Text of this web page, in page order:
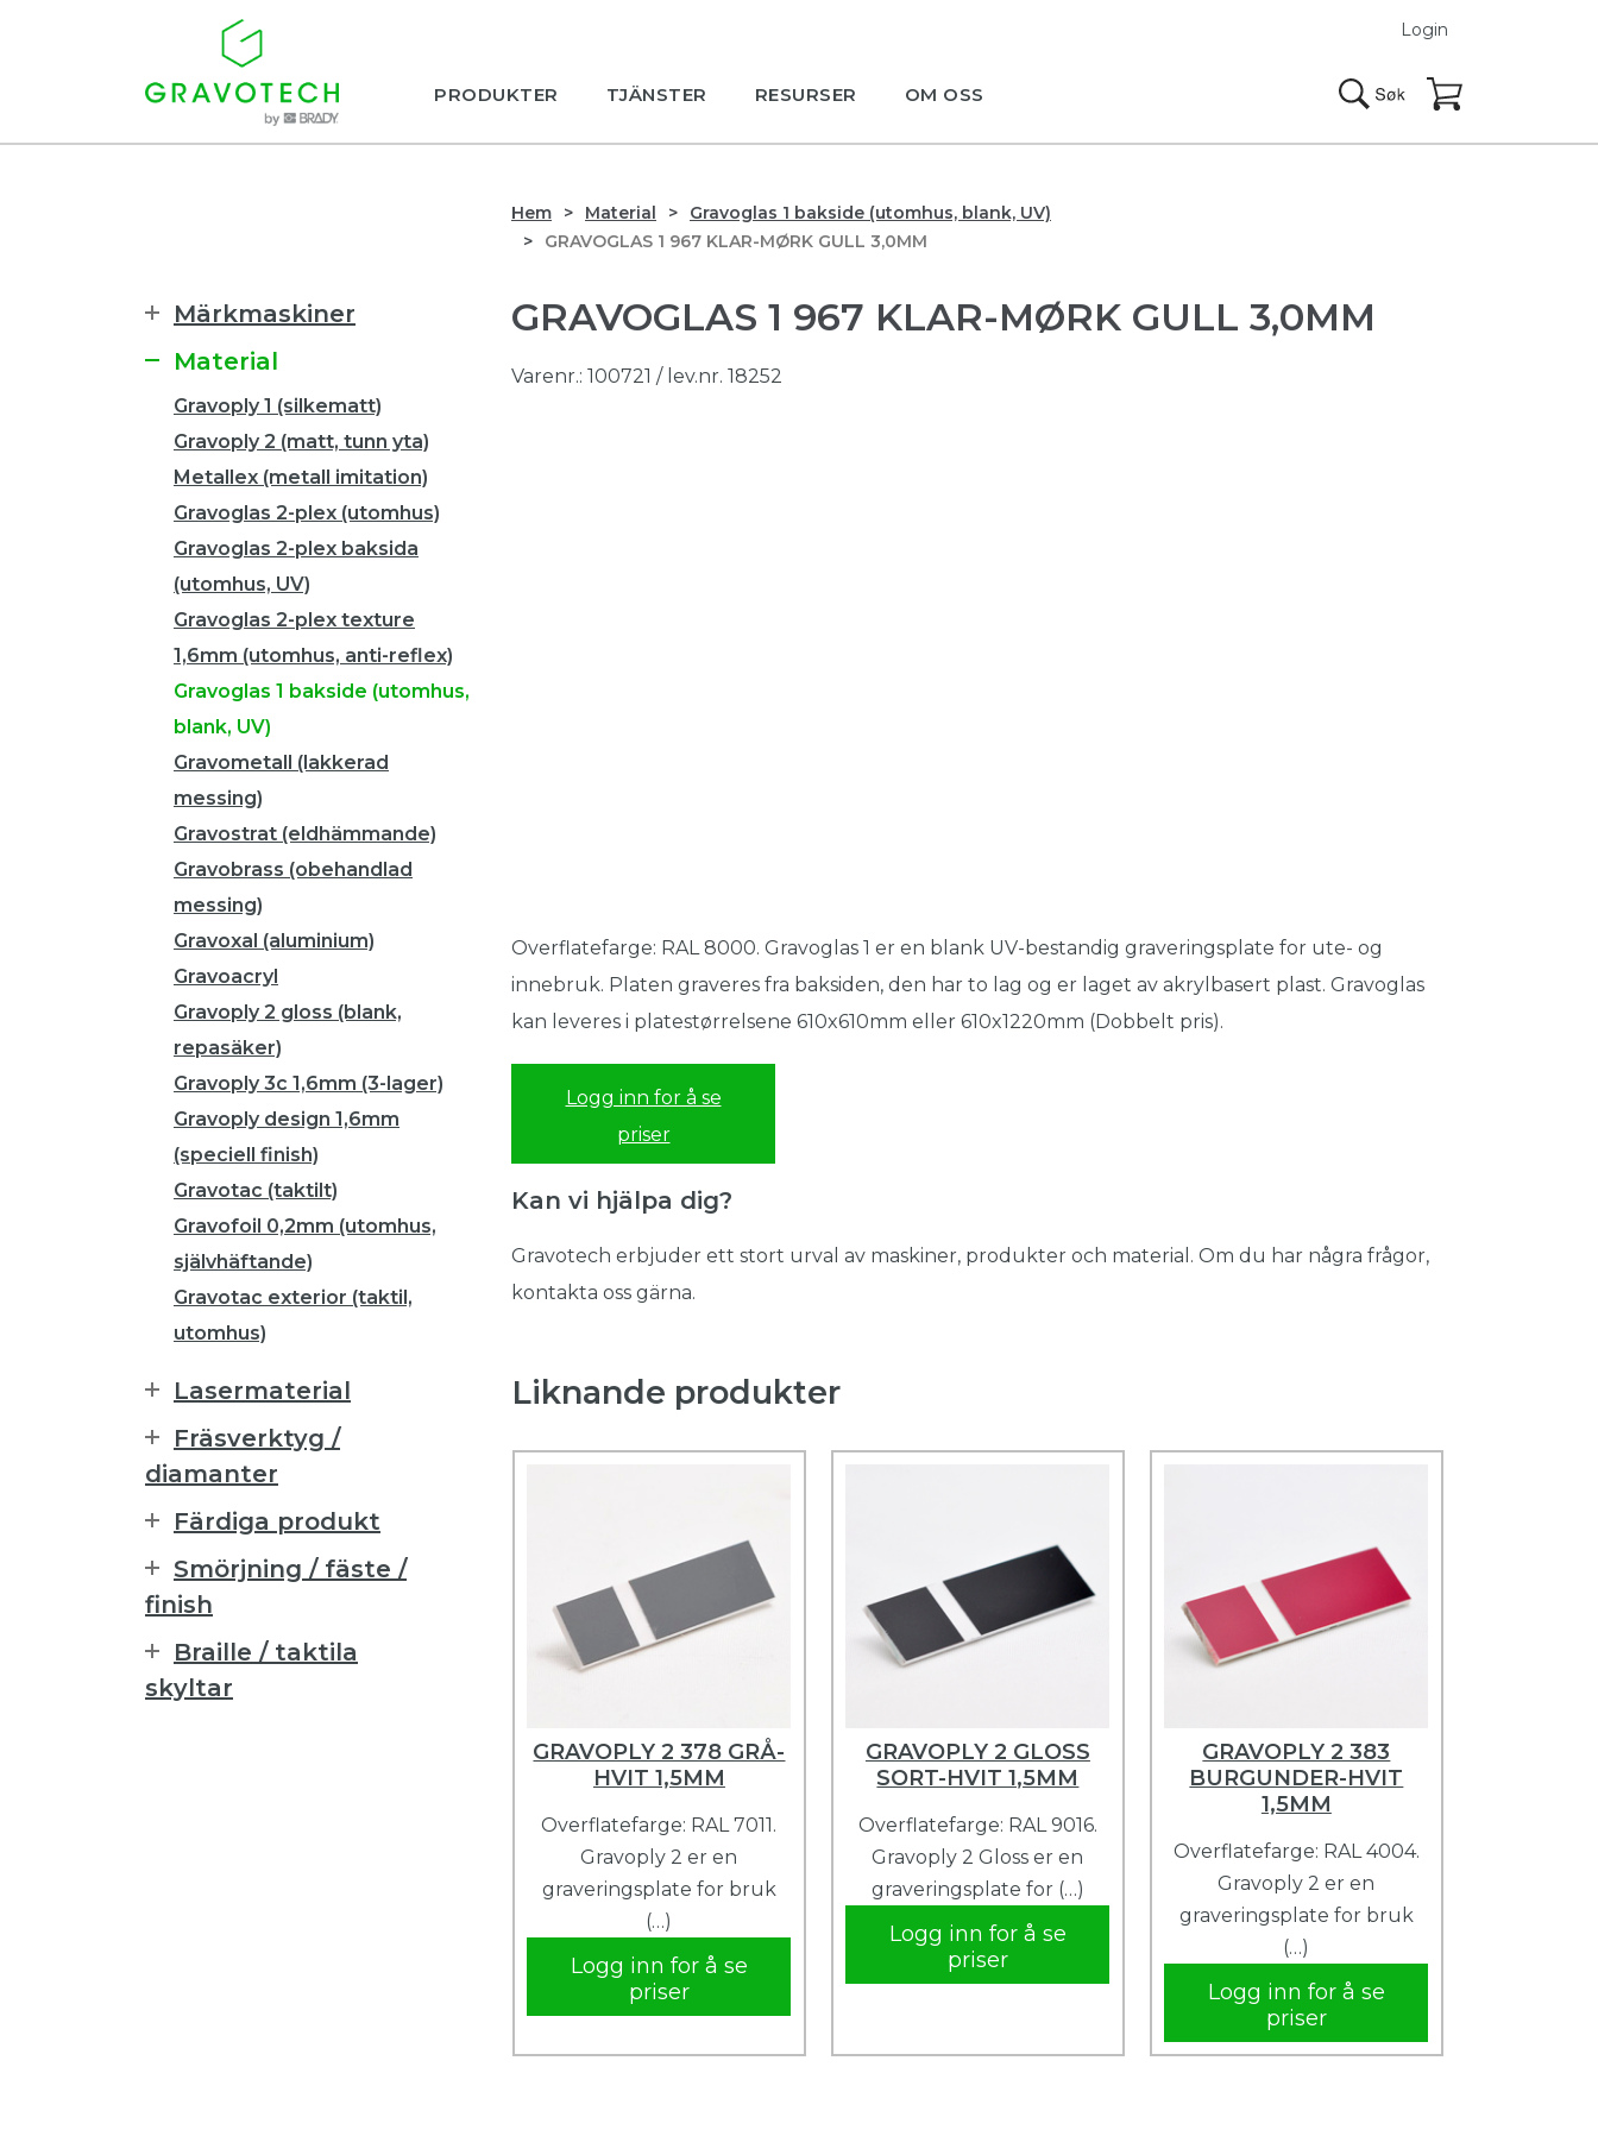
PRODUKTER TJÄNSTER RESURSER OM OSS
Login
Hem Material
Gravoglas 1 bakside (utomhus, blank, UV)
GRAVOGLAS 1 967 KLAR-MØRK GULL 3,0MM
GRAVOGLAS 1 967 KLAR-MØRK GULL 3,0MM
Varenr.: 100721 / lev.nr. 18252
Overflatefarge: RAL 8000. Gravoglas 1 er en blank UV-bestandig graveringsplate for ute- og
innebruk. Platen graveres fra baksiden, den har to lag og er laget av akrylbasert plast. Gravoglas
kan leveres i platestørrelsene 610x610mm eller 610x1220mm (Dobbelt pris).
Logg inn for å se
priser
Kan vi hjälpa dig?
Gravotech erbjuder ett stort urval av maskiner, produkter och material. Om du har några frågor,
kontakta oss gärna.
Liknande produkter
GRAVOPLY 2 378 GRÅ-
HVIT 1,5MM
Overflatefarge: RAL 7011.
Gravoply 2 er en
graveringsplate for bruk
(…)
Logg inn for å se
priser
GRAVOPLY 2 GLOSS
SORT-HVIT 1,5MM
Overflatefarge: RAL 9016.
Gravoply 2 Gloss er en
graveringsplate for (…)
Logg inn for å se
priser
GRAVOPLY 2 383
BURGUNDER-HVIT
1,5MM
Overflatefarge: RAL 4004.
Gravoply 2 er en
graveringsplate for bruk
(…)
Logg inn for å se
priser
Märkmaskiner
Material
Gravoply 1 (silkematt)
Gravoply 2 (matt, tunn yta)
Metallex (metall imitation)
Gravoglas 2-plex (utomhus)
Gravoglas 2-plex baksida
(utomhus, UV)
Gravoglas 2-plex texture
1,6mm (utomhus, anti-reflex)
Gravoglas 1 bakside (utomhus,
blank, UV)
Gravometall (lakkerad
messing)
Gravostrat (eldhämmande)
Gravobrass (obehandlad
messing)
Gravoxal (aluminium)
Gravoacryl
Gravoply 2 gloss (blank,
repasäker)
Gravoply 3c 1,6mm (3-lager)
Gravoply design 1,6mm
(speciell finish)
Gravotac (taktilt)
Gravofoil 0,2mm (utomhus,
självhäftande)
Gravotac exterior (taktil,
utomhus)
Lasermaterial
Fräsverktyg /
diamanter
Färdiga produkt
Smörjning / fäste /
finish
Braille / taktila
skyltar